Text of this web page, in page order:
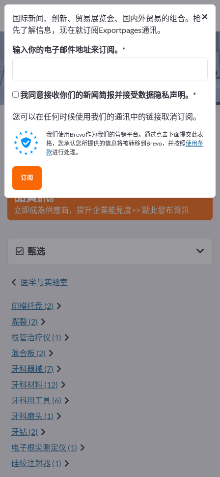
牙科用具 – 查找制造商和供应商
20 20
出口商20
制造商 20
Exportpages 医学与实验室 牙科用具
在Exportpages免費刊登廣告！
在Exportpages上發布您的公司與產
品資訊。
立即成為供應商，提升企業能見度>> 點此發布資訊
甄选
医学与实验室
印模托盘 (2)
嘴裂 (2)
根管治疗仪 (1)
混合板 (2)
牙科器械 (7)
牙科材料 (12)
牙科用工具 (6)
牙科磨头 (1)
牙钻 (2)
电子根尖测定仪 (1)
硅胶注射器 (1)
×
国际新闻、创新、贸易展览会、国内外贸易的组合。抢
先了解信息，现在就订阅Exportpages通讯。
输入你的电子邮件地址来订阅。
我同意接收你们的新闻简报并接受数据隐私声明。
您可以在任何时候使用我们的通讯中的链接取消订阅。
我们使用Brevo作为我们的营销平台。通过点击下面提交此表
格，您承认您所提供的信息将被转移到Brevo，并按照使用条
款进行处理。
订阅